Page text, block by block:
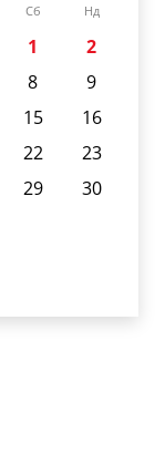
Сб Нд
1
2
8
9
15
16
22
23
29
30